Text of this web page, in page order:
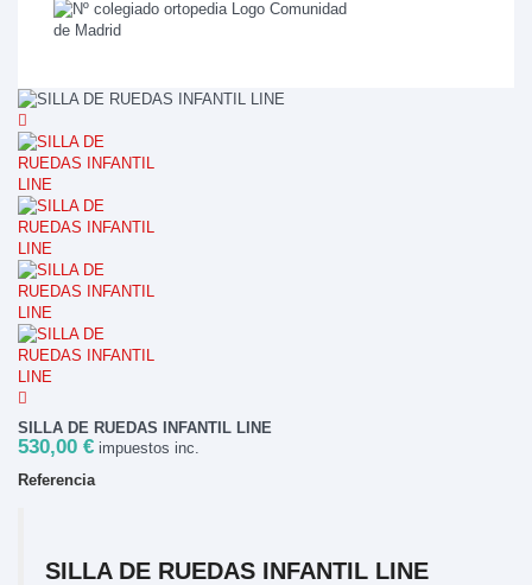
SILLA DE RUEDAS INFANTIL LINE
530,00 € impuestos inc.
Referencia
SILLA DE RUEDAS INFANTIL LINE